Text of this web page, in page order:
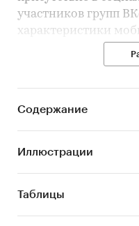
участников групп
характеристики
подробную
способах доставки
посетителей,
Внимание!
текущую дату,
Содержание
Иллюстрации
Таблицы